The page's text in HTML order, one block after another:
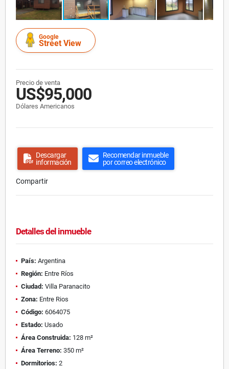
Google
Street View
Precio de venta
US$95,000
Dólares Americanos
Descargar
información
Recomendar inmueble
por correo electrónico
Compartir
Detalles del inmueble
País: Argentina
Región: Entre Ríos
Ciudad: Villa Paranacito
Zona: Entre Rios
Código: 6064075
Estado: Usado
Área Construida: 128 m²
Área Terreno: 350 m²
Dormitorios: 2